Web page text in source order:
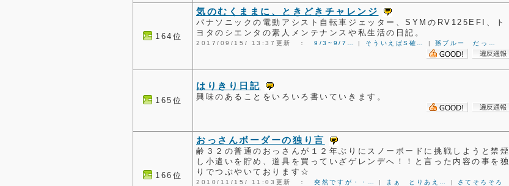
164位
気のむくままに、ときどきチャレンジ
パナソニックの電動アシスト自転車ジェッター、SYMのRV125EFI、ト
ヨタのシエンタの素人メンテナンスや私生活の日記。
2017/09/15/ 13:37更新 ：9/3~9/7… | そういえばS確… | 孫ブルー だっ…
165位
はりきり日記
興味のあることをいろいろ書いていきます。
166位
おっさんボーダーの独り言
齢３２の普通のおっさんが１２年ぶりにスノーボードに挑戦しようと禁煙
し小遣いを貯め、道具を買っていざゲレンデへ！！と言った内容の事を独
りでつぶやいております☆
2010/11/15/ 11:03更新 ：突然ですが・・… | まぁ とりあえ… |
さてそろそろ